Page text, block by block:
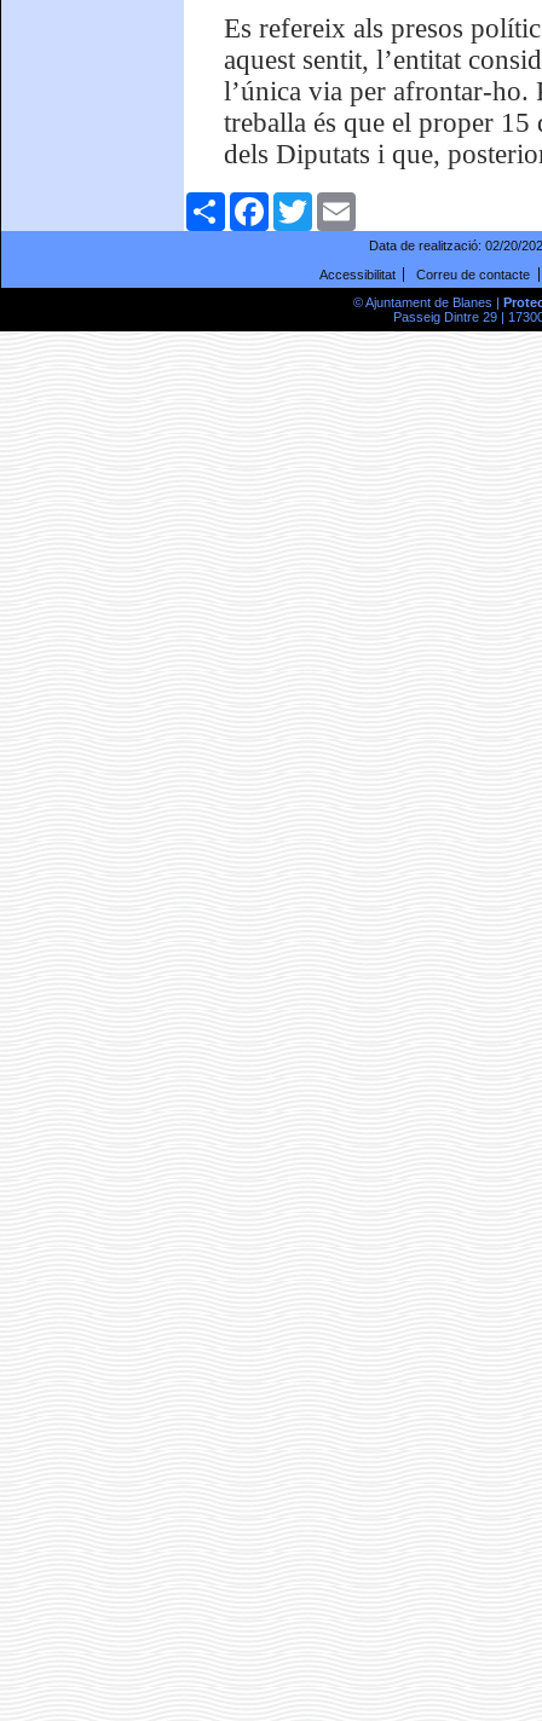
Es refereix als presos
aquest sentit, l’entitat
l’única via per afrontar-ho.
treballa és que el proper
dels Diputats i que,
ComparteixFacebookTwitter
Data de realització: 02/20/
Accessibilitat
Correu de contacte
© Ajuntament de Blanes |
Passeig Dintre 29 |